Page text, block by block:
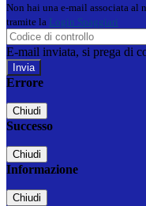
Non hai una e-mail associata al
tramite la Login Spaggiari
E-mail inviata, si prega di
Errore
Chiudi
Successo
Chiudi
Informazione
Chiudi